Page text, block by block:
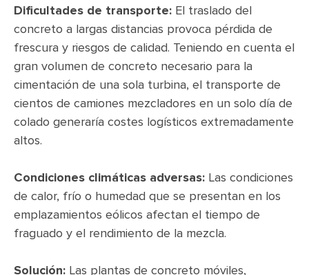
Dificultades de transporte: El traslado del
concreto a largas distancias provoca pérdida de
frescura y riesgos de calidad. Teniendo en cuenta el
gran volumen de concreto necesario para la
cimentación de una sola turbina, el transporte de
cientos de camiones mezcladores en un solo día de
colado generaría costes logísticos extremadamente
altos.
Condiciones climáticas adversas: Las condiciones
de calor, frío o humedad que se presentan en los
emplazamientos eólicos afectan el tiempo de
fraguado y el rendimiento de la mezcla.
Solución: Las plantas de concreto móviles,